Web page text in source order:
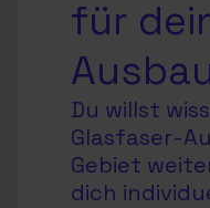
für
Du willst
Glasfaser-
Gebiet
dich